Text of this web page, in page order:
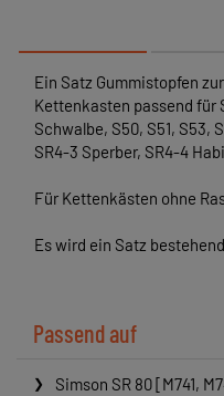
Ein Satz Gummistopfen
Kettenkasten passend für
Schwalbe, S50, S51, S53,
SR4-3 Sperber, SR4-4
Für Kettenkästen ohne
Es wird ein Satz
Passend auf
Simson SR 80 [M741,